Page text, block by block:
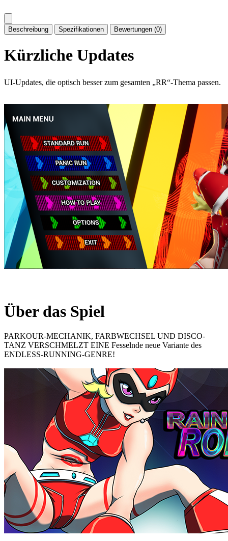
Beschreibung Spezifikationen Bewertungen (0)
Kürzliche Updates
UI-Updates, die optisch besser zum gesamten „RR“-Thema passen.
Über das Spiel
PARKOUR-MECHANIK, FARBWECHSEL UND DISCO-
TANZ VERSCHMELZT EINE Fesselnde neue Variante des
ENDLESS-RUNNING-GENRE!